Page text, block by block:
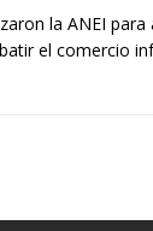
la ANEI para
el comercio